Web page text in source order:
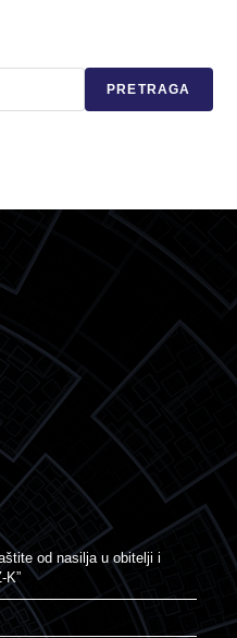
PRETRAGA
od nasilja u obitelji i
K”